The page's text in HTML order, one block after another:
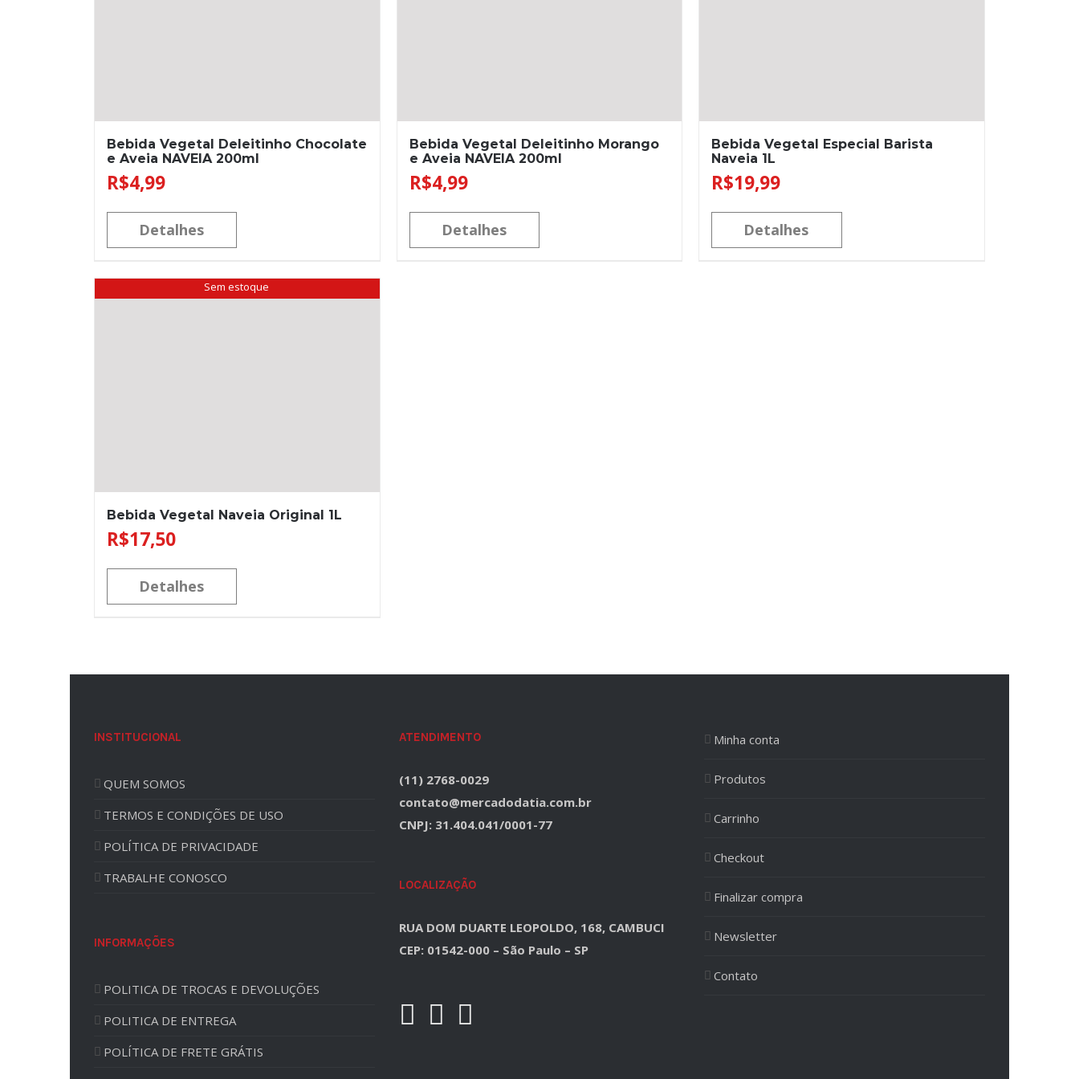
Bebida Vegetal Deleitinho Chocolate
e Aveia NAVEIA 200ml
R$4,99
Detalhes
Bebida Vegetal Deleitinho Morango
e Aveia NAVEIA 200ml
R$4,99
Detalhes
Bebida Vegetal Especial Barista
Naveia 1L
R$19,99
Detalhes
Sem estoque
Bebida Vegetal Naveia Original 1L
R$17,50
Detalhes
INSTITUCIONAL
QUEM SOMOS
TERMOS E CONDIÇÕES DE USO
POLÍTICA DE PRIVACIDADE
TRABALHE CONOSCO
INFORMAÇÕES
POLITICA DE TROCAS E DEVOLUÇÕES
POLITICA DE ENTREGA
POLÍTICA DE FRETE GRÁTIS
ATENDIMENTO
(11) 2768-0029
contato@mercadodatia.com.br
CNPJ: 31.404.041/0001-77
LOCALIZAÇÃO
RUA DOM DUARTE LEOPOLDO, 168, CAMBUCI
CEP: 01542-000 – São Paulo – SP
Minha conta
Produtos
Carrinho
Checkout
Finalizar compra
Newsletter
Contato